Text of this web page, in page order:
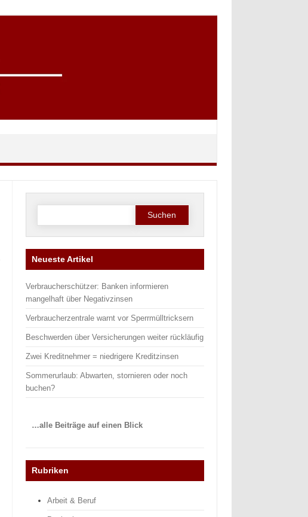
Suchen nach:
Neueste Artikel
Verbraucherschützer: Banken informieren
mangelhaft über Negativzinsen
Verbraucherzentrale warnt vor Sperrmülltricksern
Beschwerden über Versicherungen weiter rückläufig
Zwei Kreditnehmer = niedrigere Kreditzinsen
Sommerurlaub: Abwarten, stornieren oder noch
buchen?
…alle Beiträge auf einen Blick
Rubriken
Arbeit & Beruf